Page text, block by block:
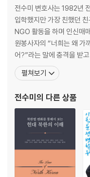
전수미 변호사는 1982년
입학했지만 가장 친했던
NGO 활동을 하며 인신매
원봉사자의 “너희는 왜 가
어?”라는 말에 충격을 받
변호사가 되어 북향여성들
익제보센터를 운영 중이다
해 평양시민 사진전, 한반
펼쳐보기
전수미 의 다른 상품